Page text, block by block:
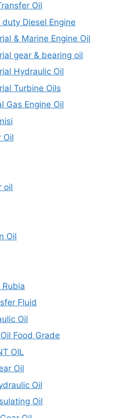
Oil
Diesel Engine
& Marine Engine Oil
gear & bearing oil
Hydraulic Oil
Turbine Oils
Gas Engine Oil
Oil
oil
Oil
Rubia
Fluid
Oil
Food Grade
OIL
Oil
Oil
Oil